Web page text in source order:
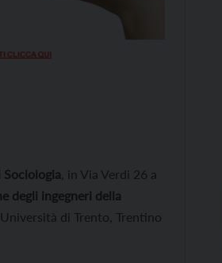
Sociologia , in Via Verdi 26 a
degli ingegneri della
di Trento, Trentino